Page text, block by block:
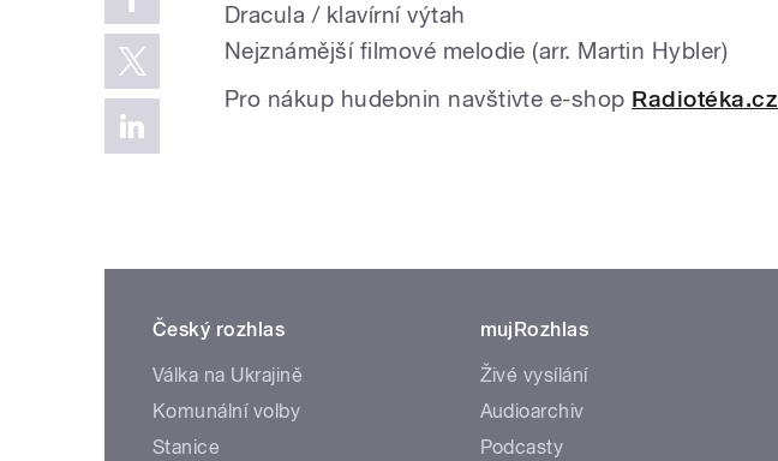
Dracula / klavírní výtah
Nejznámější filmové melodie (arr. Martin Hybler)
Pro nákup hudebnin navštivte e-shop Radiotéka.cz
Český rozhlas
Válka na Ukrajině
Komunální volby
Stanice
mujRozhlas
Živé vysílání
Audioarchiv
Podcasty